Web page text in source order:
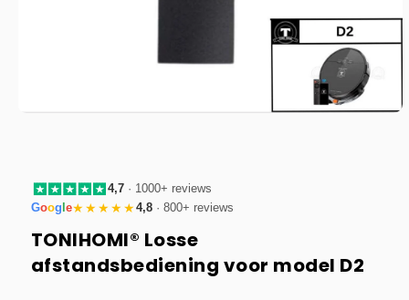
4,7· 1000+ reviews
Google★★★★★4,8· 800+ reviews
TONIHOMI® Losse
afstandsbediening voor model D2